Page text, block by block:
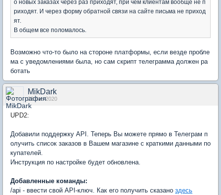
о новых заказах через раз приходят, при чем клиентам вообще не п
риходят. И через форму обратной связи на сайте письма не приход
ят.
В общем все поломалось.
Возможно что-то было на стороне платформы, если везде пробле
ма с уведомлениями была, но сам скрипт телеграмма должен ра
ботать
MikDark
23 Jan 2020
UPD2:
Добавили поддержку API. Теперь Вы можете прямо в Телеграм п
олучить список заказов в Вашем магазине с краткими данными по
купателей.
Инструкция по настройке будет обновлена.
Добавленные команды:
/api - ввести свой API-ключ. Как его получить сказано здесь